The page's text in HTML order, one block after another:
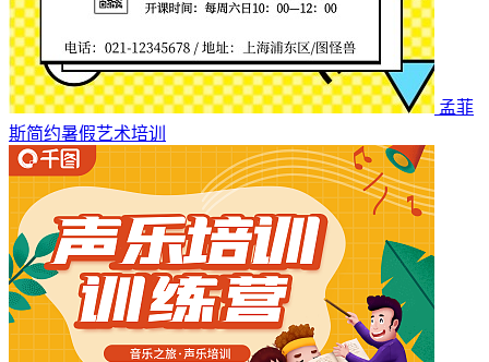
孟菲
斯简约暑假艺术培训